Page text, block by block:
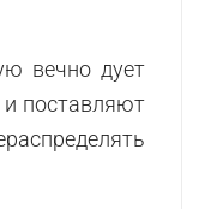
вечно дует
и поставляют